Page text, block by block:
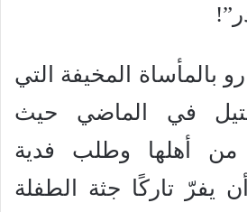
بالمأساة المخيفة التي
في الماضي حيث
أهلها وطلب فدية
يفرّ تاركًا جثة الطفلة